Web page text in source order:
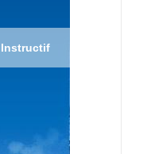
Instructif